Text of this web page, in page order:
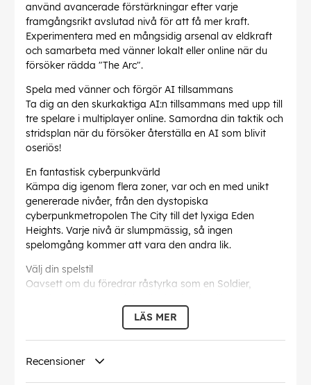
använd avancerade förstärkningar efter varje
framgångsrikt avslutad nivå för att få mer kraft.
Experimentera med en mångsidig arsenal av eldkraft
och samarbeta med vänner lokalt eller online när du
försöker rädda "The Arc".
Spela med vänner och förgör AI tillsammans
Ta dig an den skurkaktiga AI:n tillsammans med upp till
tre spelare i multiplayer online. Samordna din taktik och
stridsplan när du försöker återställa en AI som blivit
oseriös!
En fantastisk cyberpunkvärld
Kämpa dig igenom flera zoner, var och en med unikt
genererade nivåer, från den dystopiska
cyberpunkmetropolen The City till det lyxiga Eden
Heights. Varje nivå är slumpmässig, så ingen
spelomgång kommer att vara den andra lik.
Välj din spelstil
Oavsett om du föredrar råstyrka som en Soldier,
en Hacker, ger varje karaktär unika fördelar, vapen och
förmågor för att matcha din spelstil.
Förstärk dig själv strategiskt med starkare förmågor
och power ups i slutet av varje nivå. Gör dig själv ännu
LÄS MER
Recensioner